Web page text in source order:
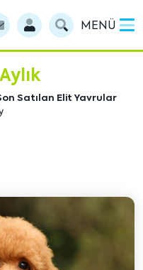
MENÜ
Satılan Elit Yavrular